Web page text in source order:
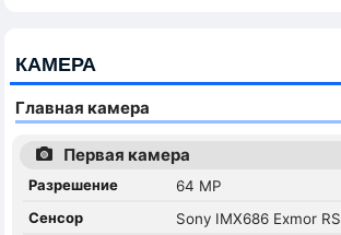
КАМЕРА
Главная камера
Первая камера
Разрешение
64 MP
Сенсор
Sony IMX686 Exmor RS